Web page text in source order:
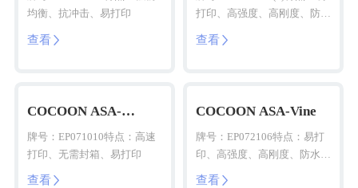
均衡、抗冲击、易打印
查看
打印、高强度、高刚度、防水
耐候
查看 
COCOON ASA-
牌号：EP071010特点：高速
打印、无需封箱、易打印
查看
COCOON ASA-Vine
牌号：EP072106特点：易打
印、高强度、高刚度、防水耐
候
查看 